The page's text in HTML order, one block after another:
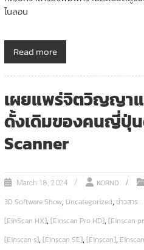
ไนลอน
Read more
เผยแพร่จิตวิญญา
ดั้งเดิมของคนญี่ปุ่น
Scanner
March 18, 2024 KORND
3D Software Show, Uncategorized,ข่าวสาร
[EinScan HX],[Einscan Pro HD],[Einscan
[Einscan s],[Einscan SE],[Einscan],